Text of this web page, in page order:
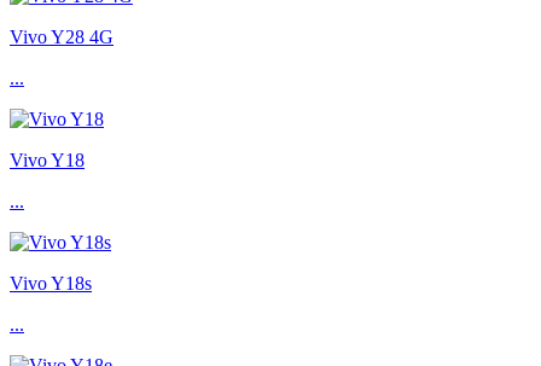
Vivo Y28 4G
...
Vivo Y18
...
Vivo Y18s
...